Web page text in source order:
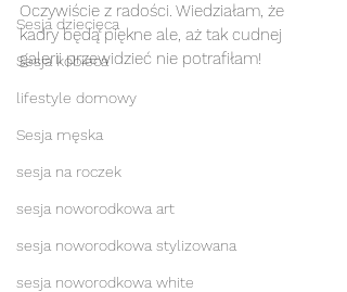
Sesja dziecięca
Sesja kobieca
lifestyle domowy
Sesja męska
sesja na roczek
sesja noworodkowa art
sesja noworodkowa stylizowana
sesja noworodkowa white
Oczywiście z radości. Wiedziałam, że
kadry będą piękne ale, aż tak cudnej
galerii przewidzieć nie potrafiłam!